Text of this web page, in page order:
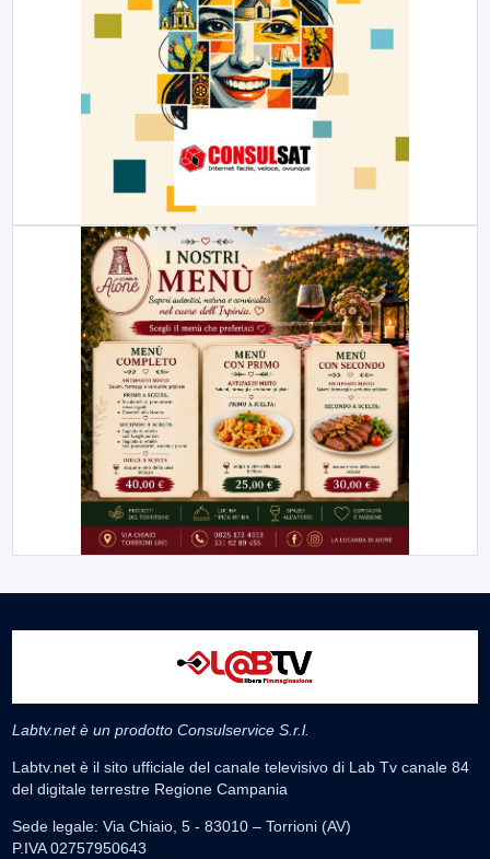
Labtv.net è un prodotto Consulservice S.r.l.
Labtv.net è il sito ufficiale del canale televisivo di Lab Tv canale 84
del digitale terrestre Regione Campania
Sede legale: Via Chiaio, 5 - 83010 – Torrioni (AV)
P.IVA 02757950643